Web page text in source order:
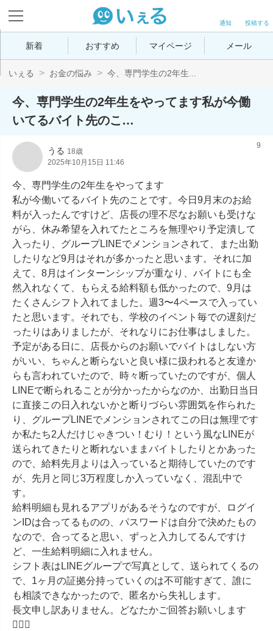
投稿する
通知
新着 おすすめ マイページ メール
いぇる お金の悩み 今、専門学生の2年生...
今、専門学生の2年生をやってます私が今働
いてるバイト先のこ…
うる 18歳
2025年10月15日 11:46
9
今、専門学生の2年生をやってます
私が今働いてるバイト先のことです。今日9月末のお給
料が入ったんですけど、店長の理不尽なお願いも受けな
がら、休み希望を入れてたところを無理やり予定潰して
入ったり、グループLINEでメンションされて、また出勤
したりなど9月はそれが多かったと思います。それに加
えて、8月はインターンシップが重なり、バイトにも全
然入れなくて、もらえる給料額も低かったので、9月は
たくさんシフト入れてました。週3〜4ペースで入ってい
たと思います。それでも、学校のイベント毎での遅刻だ
ったりはありましたが、それなりにお仕事はしました。
予定がある日に、店長からのお願いでバイトはしない方
がいい、ちゃんと断らないと良い様に扱われると友達か
らも言われていたので、時々断っていたのですが、個人
LINEで断られることが分かったからなのか、出勤日当日
に直接この日入れないかと断りづらい雰囲気を作られた
り、グループLINEでメンションされてこの日は無理です
か私たち2人だけじゃきつい！むり！という風なLINEが
送られてきたりと断れないままバイトしたりとかあった
ので、給料先月よりは入っていると期待していたのです
が、先月と同じ3万程度しか入っていなく、混乱中で
す。
給料明細も見れるアプリがあるそうなのですが、ログイ
ンIDは合ってるものの、パスワードは自分で決めたもの
なので、合ってると思い、ずっと入力してるんですけ
ど、一生給料明細に入れません。
シフト表はLINEグループで写真として、送られてくるの
で、1ヶ月の証拠分持っていくのは不可能すぎて、誰に
も相談できなかったので、匿名から失礼します。
長文申し訳ありません。どなたかご回答お願いします
🙇🏻‍♀️